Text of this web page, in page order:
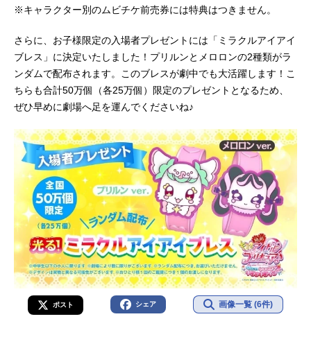
※キャラクター別のムビチケ前売券には特典はつきません。
さらに、お子様限定の入場者プレゼントには「ミラクルアイアイ
ブレス」に決定いたしました！プリルンとメロロンの2種類がラ
ンダムで配布されます。このブレスが劇中でも大活躍します！こ
ちらも合計50万個（各25万個）限定のプレゼントとなるため、
ぜひ早めに劇場へ足を運んでくださいね♪
ポスト シェア 画像一覧 (6件)